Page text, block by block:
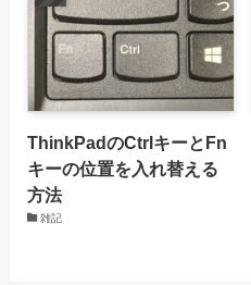
ThinkPadのCtrlキーとFn
キーの位置を入れ替える
方法
雑記